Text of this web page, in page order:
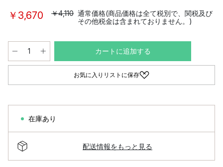
￥3,670 ￥4,110 通常価格(商品価格は全て税別で、関税及び
その他税金は含まれておりません。)
カートに追加する
お気に入りリストに保存
在庫あり
配送情報をもっと見る